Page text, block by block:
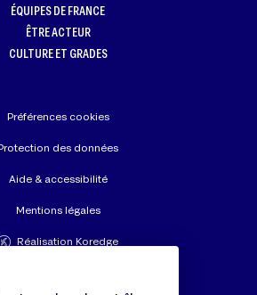
ÉQUIPES DE FRANCE
ÊTRE ACTEUR
CULTURE ET GRADES
Préférences cookies
des données
Aide & accessibilité
Mentions légales
Réalisation Koredge